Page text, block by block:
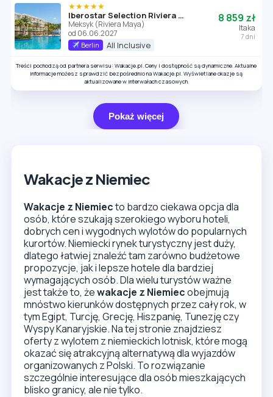
★★★★★
Iberostar Selection Riviera Cancun
Meksyk (Riviera Maya)
od 06.06.2027
Berlin All Inclusive
8 859 zł
Itaka
7 dni
Treści pochodzą od partnera serwisu: Wakacje.pl. Ceny i dostępność są dynamiczne. Aktualne
informacje możesz sprawdzić bezpośrednio na Wakacje.pl. Wyświetlane okazje są
aktualizowane w interwałach czasowych.
Pokaż więcej
Wakacje z Niemiec
Wakacje z Niemiecto bardzo ciekawa opcja dla
osób, które szukają szerokiego wyboru hoteli,
dobrych cen i wygodnych wylotów do popularnych
kurortów. Niemiecki rynek turystyczny jest duży,
dlatego łatwiej znaleźć tam zarówno budżetowe
propozycje, jak i lepsze hotele dla bardziej
wymagających osób. Dla wielu turystów ważne
jest także to, żewakacje z Niemiecobejmują
mnóstwo kierunków dostępnych przez cały rok, w
tym Egipt, Turcję, Grecję, Hiszpanię, Tunezję czy
Wyspy Kanaryjskie. Na tej stronie znajdziesz
oferty z wylotem z niemieckich lotnisk, które mogą
okazać się atrakcyjną alternatywą dla wyjazdów
organizowanych z Polski. To rozwiązanie
szczególnie interesujące dla osób mieszkających
blisko granicy, ale nie tylko.